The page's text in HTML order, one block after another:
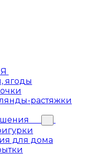
ягоды
растяжки
для дома